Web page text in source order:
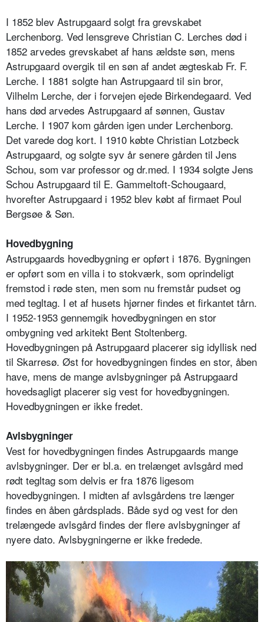
I 1852 blev Astrupgaard solgt fra grevskabet
Lerchenborg. Ved lensgreve Christian C. Lerches død i
1852 arvedes grevskabet af hans ældste søn, mens
Astrupgaard overgik til en søn af andet ægteskab Fr. F.
Lerche. I 1881 solgte han Astrupgaard til sin bror,
Vilhelm Lerche, der i forvejen ejede Birkendegaard. Ved
hans død arvedes Astrupgaard af sønnen, Gustav
Lerche. I 1907 kom gården igen under Lerchenborg.
Det varede dog kort. I 1910 købte Christian Lotzbeck
Astrupgaard, og solgte syv år senere gården til Jens
Schou, som var professor og dr.med. I 1934 solgte Jens
Schou Astrupgaard til E. Gammeltoft-Schougaard,
hvorefter Astrupgaard i 1952 blev købt af firmaet Poul
Bergsøe & Søn.
Hovedbygning
Astrupgaards hovedbygning er opført i 1876. Bygningen
er opført som en villa i to stokværk, som oprindeligt
fremstod i røde sten, men som nu fremstår pudset og
med tegltag. I et af husets hjørner findes et firkantet tårn.
I 1952-1953 gennemgik hovedbygningen en stor
ombygning ved arkitekt Bent Stoltenberg.
Hovedbygningen på Astrupgaard placerer sig idyllisk ned
til Skarresø. Øst for hovedbygningen findes en stor, åben
have, mens de mange avlsbygninger på Astrupgaard
hovedsagligt placerer sig vest for hovedbygningen.
Hovedbygningen er ikke fredet.
Avlsbygninger
Vest for hovedbygningen findes Astrupgaards mange
avlsbygninger. Der er bl.a. en trelænget avlsgård med
rødt tegltag som delvis er fra 1876 ligesom
hovedbygningen. I midten af avlsgårdens tre længer
findes en åben gårdsplads. Både syd og vest for den
trelængede avlsgård findes der flere avlsbygninger af
nyere dato. Avlsbygningerne er ikke fredede.